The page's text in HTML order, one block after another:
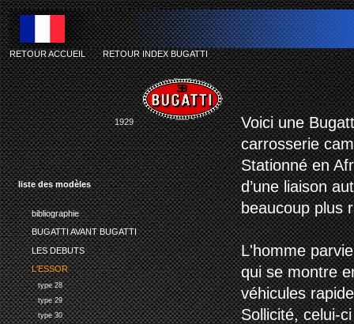
liste des modèles
bibliographie
BUGATTI AVANT BUGATTI
LES DEBUTS
L'ESSOR
type 28
type 29
type 30
RETOUR ACCUEIL-RETOUR INDEX BUGATTI
1929
Voici une
carrosserie
Stationné en
d’une liaison
beaucoup plus
L'homme
qui se montre
véhicules
Sollicité, celui-